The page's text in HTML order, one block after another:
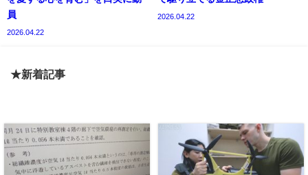
員
2026.04.22
2026.04.22
★新着記事